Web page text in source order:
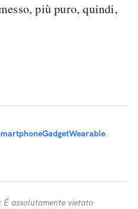
più puro, quindi,
É assolutamente vietato